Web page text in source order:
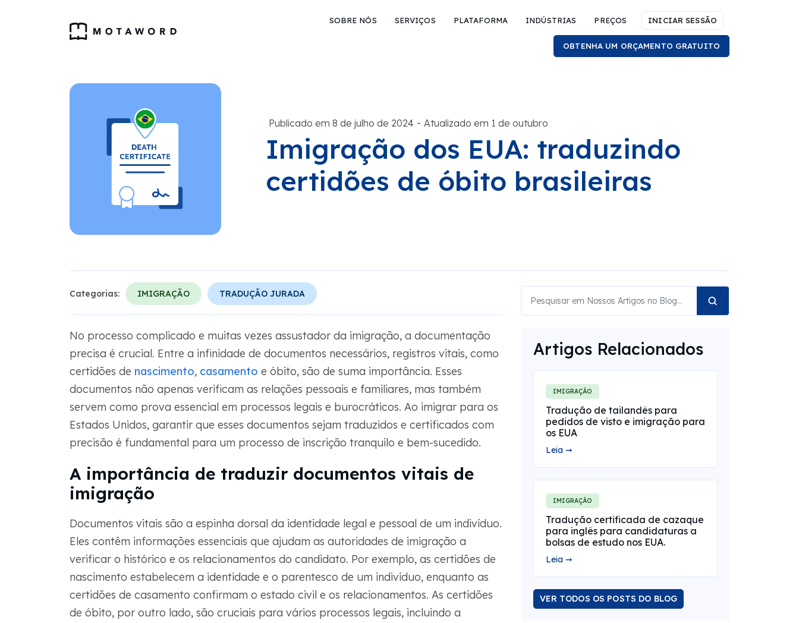
SOBRE NÓS SERVIÇOS PLATAFORMA INDÚSTRIAS PREÇOS INICIAR SESSÃO
OBTENHA UM ORÇAMENTO GRATUITO
Publicado em 8 de julho de 2024 - Atualizado em 1 de outubro
Imigração dos EUA: traduzindo
certidões de óbito brasileiras
Categorias: IMIGRAÇÃO TRADUÇÃO JURADA
No processo complicado e muitas vezes assustador da imigração, a documentação
precisa é crucial. Entre a infinidade de documentos necessários, registros vitais, como
certidões de nascimento, casamento e óbito, são de suma importância. Esses
documentos não apenas verificam as relações pessoais e familiares, mas também
servem como prova essencial em processos legais e burocráticos. Ao imigrar para os
Estados Unidos, garantir que esses documentos sejam traduzidos e certificados com
precisão é fundamental para um processo de inscrição tranquilo e bem-sucedido.
A importância de traduzir documentos vitais de
imigração
Documentos vitais são a espinha dorsal da identidade legal e pessoal de um indivíduo.
Eles contêm informações essenciais que ajudam as autoridades de imigração a
verificar o histórico e os relacionamentos do candidato. Por exemplo, as certidões de
nascimento estabelecem a identidade e o parentesco de um indivíduo, enquanto as
certidões de casamento confirmam o estado civil e os relacionamentos. As certidões
de óbito, por outro lado, são cruciais para vários processos legais, incluindo a
Artigos Relacionados
IMIGRAÇÃO
Tradução de tailandês para
pedidos de visto e imigração para
os EUA
Leia ➞
IMIGRAÇÃO
Tradução certificada de cazaque
para inglês para candidaturas a
bolsas de estudo nos EUA.
Leia ➞
VER TODOS OS POSTS DO BLOG